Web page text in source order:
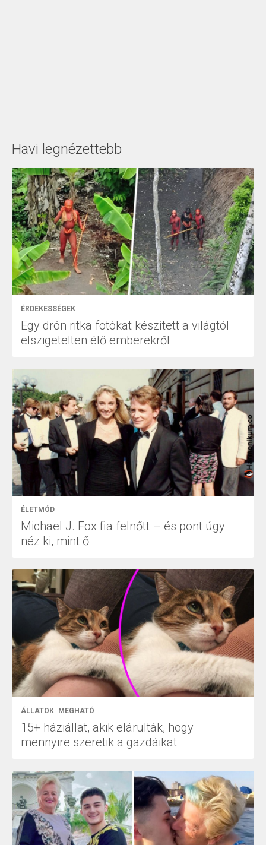
Havi legnézettebb
ÉRDEKESSÉGEK
Egy drón ritka fotókat készített a világtól
elszigetelten élő emberekről
ÉLETMÓD
Michael J. Fox fia felnőtt – és pont úgy
néz ki, mint ő
ÁLLATOK MEGHATÓ
15+ háziállat, akik elárulták, hogy
mennyire szeretik a gazdáikat